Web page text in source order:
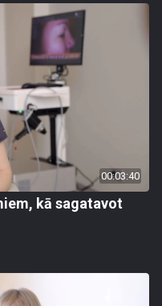
00:03:40
kā sagatavot